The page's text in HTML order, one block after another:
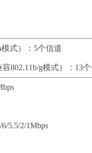
模式）： 5个信道
容802.11b/g模式）： 13
6/5.5/2/1Mbps